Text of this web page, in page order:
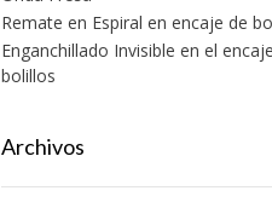
Remate en Espiral en encaje de
Enganchillado Invisible en el
bolillos
Archivos